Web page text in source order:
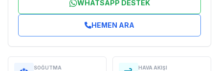
WHATSAPP DESTEK
HEMEN ARA
SOĞUTMA HAVA AKIŞI